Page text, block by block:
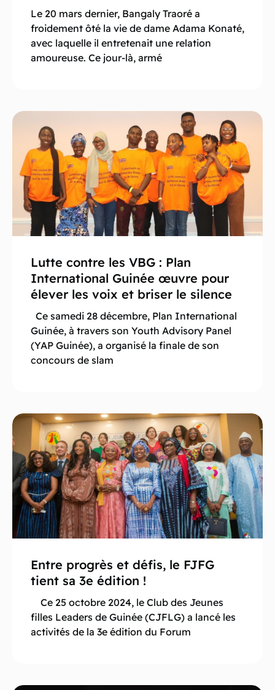
Le 20 mars dernier, Bangaly Traoré a
froidement ôté la vie de dame Adama Konaté,
avec laquelle il entretenait une relation
amoureuse. Ce jour-là, armé
Lutte contre les VBG : Plan
International Guinée œuvre pour
élever les voix et briser le silence
Ce samedi 28 décembre, Plan International
Guinée, à travers son Youth Advisory Panel
(YAP Guinée), a organisé la finale de son
concours de slam
Entre progrès et défis, le FJFG
tient sa 3e édition !
Ce 25 octobre 2024, le Club des Jeunes
filles Leaders de Guinée (CJFLG) a lancé les
activités de la 3e édition du Forum